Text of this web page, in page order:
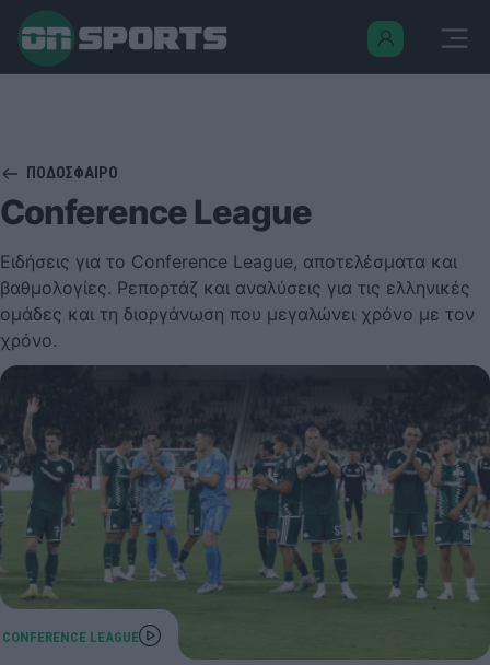
ΠΟΔΟΣΦΑΙΡΟ
Conference League
Ειδήσεις για το Conference League, αποτελέσματα και
βαθμολογίες. Ρεπορτάζ και αναλύσεις για τις ελληνικές
ομάδες και τη διοργάνωση που μεγαλώνει χρόνο με τον
χρόνο.